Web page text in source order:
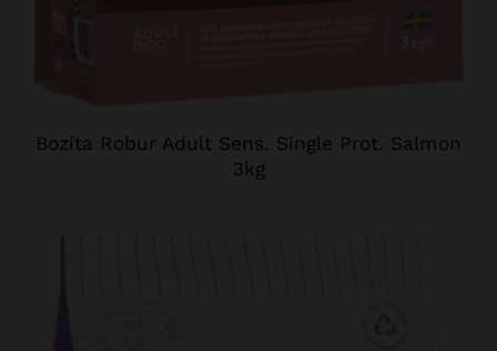
Bozita Robur Adult Sens. Single Prot. Salmon
3kg